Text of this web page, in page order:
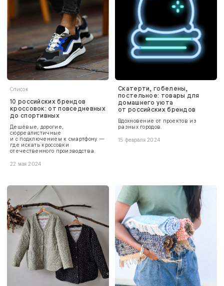
Список
10 российских брендов
кроссовок: от повседневных
до спортивных
Дешёвые, дорогие,
сюрреалистичные
и с подключением к смартфону —
где искать кроссовки
отечественного производства.
22 мая 2024
Скатерти, гобелены,
постельное: товары для
домашнего уюта
от российских брендов
Вдохновение от проектов из
разных городов.
15 февраля 2024